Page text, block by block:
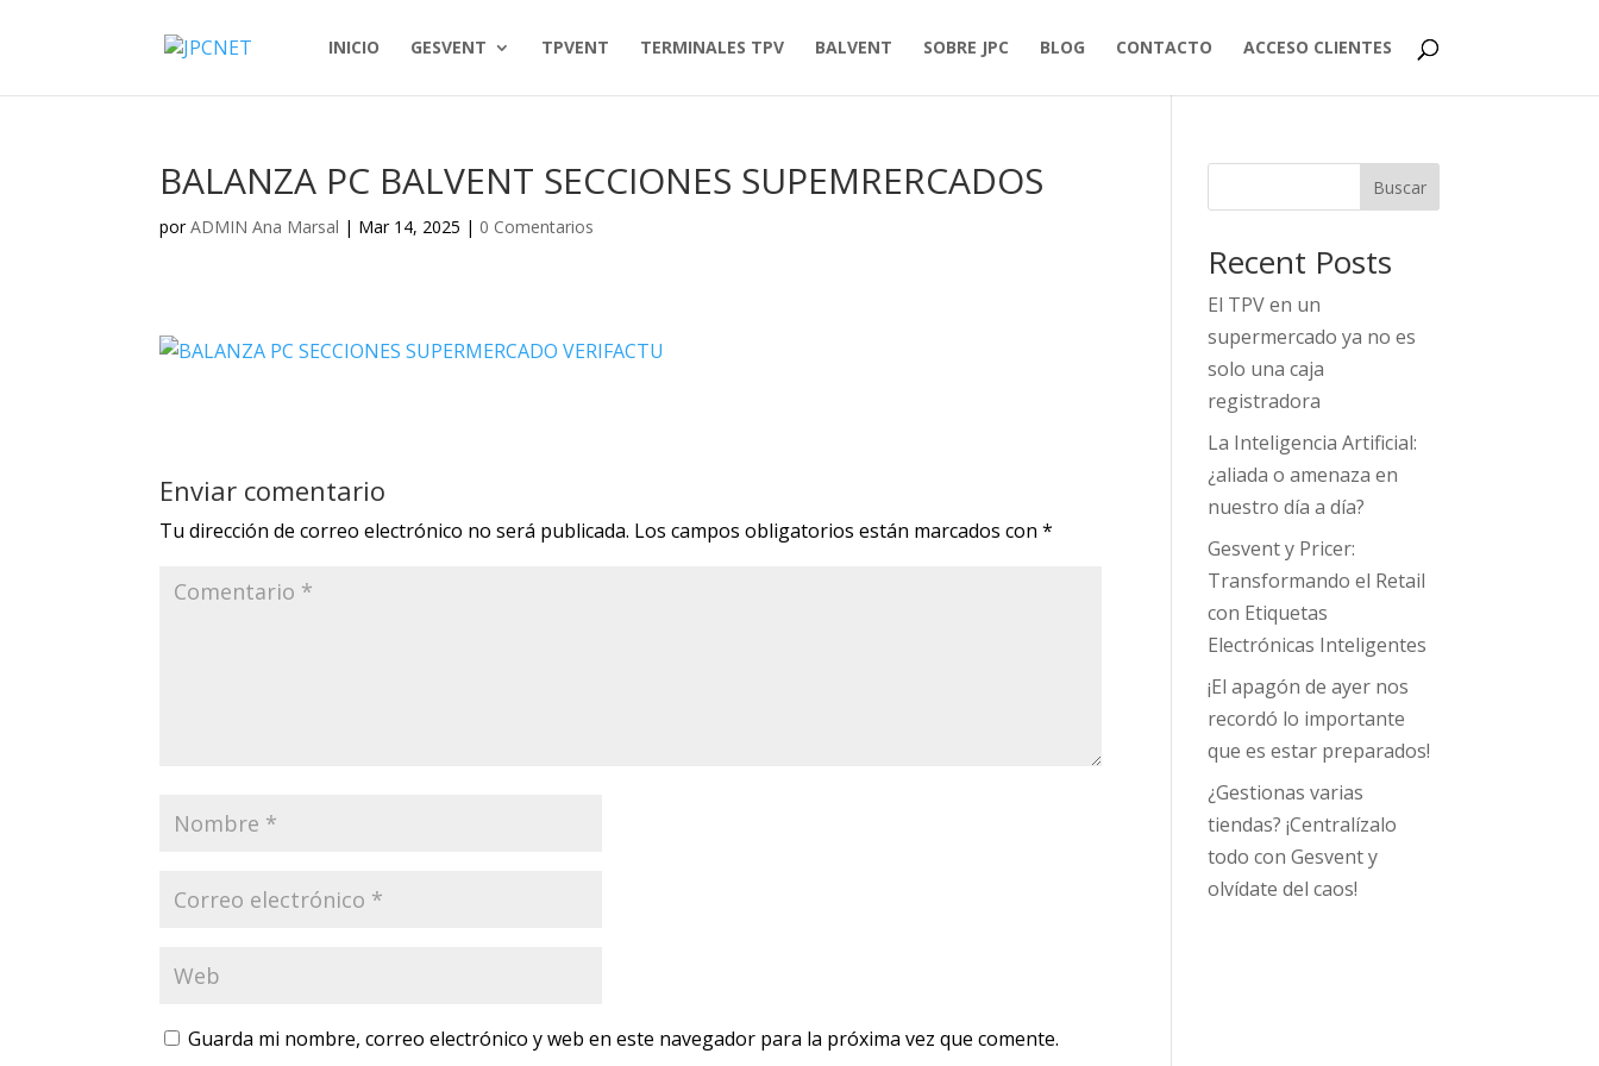
INICIO GESVENT TPVENT TERMINALES TPV BALVENT SOBRE JPC BLOG CONTACTO ACCESO CLIENTES
BALANZA PC BALVENT SECCIONES SUPEMRERCADOS
porADMIN Ana Marsal | Mar 14, 2025 | 0 Comentarios
Enviar comentario
Tu dirección de correo electrónico no será publicada. Los campos obligatorios están marcados con*
Guarda mi nombre, correo electrónico y web en este navegador para la próxima vez que comente.
Buscar
Recent Posts
El TPV en un
supermercado ya no es
solo una caja
registradora
La Inteligencia Artificial:
¿aliada o amenaza en
nuestro día a día?
Gesvent y Pricer:
Transformando el Retail
con Etiquetas
Electrónicas Inteligentes
¡El apagón de ayer nos
recordó lo importante
que es estar preparados!
¿Gestionas varias
tiendas? ¡Centralízalo
todo con Gesvent y
olvídate del caos!